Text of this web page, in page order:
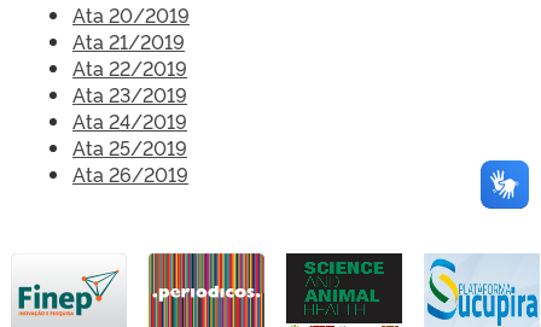
Ata 20/2019
Ata 21/2019
Ata 22/2019
Ata 23/2019
Ata 24/2019
Ata 25/2019
Ata 26/2019